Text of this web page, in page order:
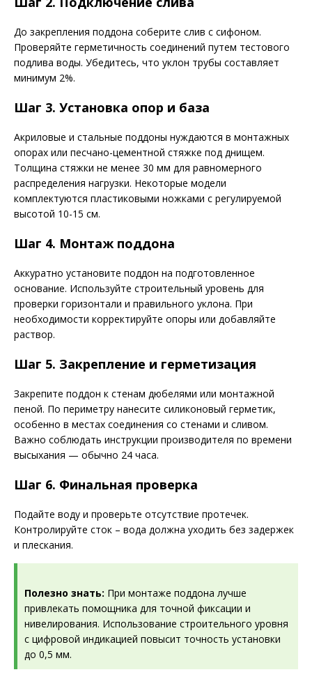
До закрепления поддона соберите слив с сифоном.
Проверяйте герметичность соединений путем тестового
подлива воды. Убедитесь, что уклон трубы составляет
минимум 2%.
Шаг 3. Установка опор и база
Акриловые и стальные поддоны нуждаются в монтажных
опорах или песчано-цементной стяжке под днищем.
Толщина стяжки не менее 30 мм для равномерного
распределения нагрузки. Некоторые модели
комплектуются пластиковыми ножками с регулируемой
высотой 10-15 см.
Шаг 4. Монтаж поддона
Аккуратно установите поддон на подготовленное
основание. Используйте строительный уровень для
проверки горизонтали и правильного уклона. При
необходимости корректируйте опоры или добавляйте
раствор.
Шаг 5. Закрепление и герметизация
Закрепите поддон к стенам дюбелями или монтажной
пеной. По периметру нанесите силиконовый герметик,
особенно в местах соединения со стенами и сливом.
Важно соблюдать инструкции производителя по времени
высыхания — обычно 24 часа.
Шаг 6. Финальная проверка
Подайте воду и проверьте отсутствие протечек.
Контролируйте сток – вода должна уходить без задержек
и плескания.
Полезно знать: При монтаже поддона лучше
привлекать помощника для точной фиксации и
нивелирования. Использование строительного уровня
с цифровой индикацией повысит точность установки
до 0,5 мм.